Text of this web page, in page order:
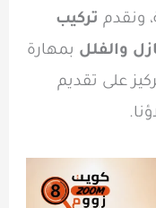
ونقدم تركيب
والفلل بمهارة
على تقديم